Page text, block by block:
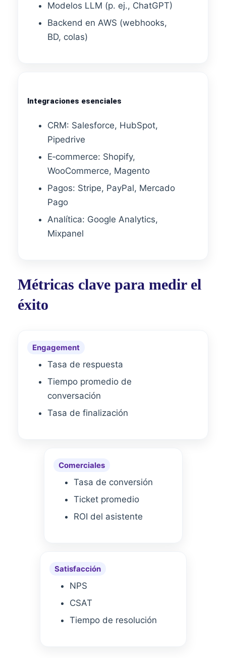
Modelos LLM (p. ej., ChatGPT)
Backend en AWS (webhooks,
BD, colas)
Integraciones esenciales
CRM: Salesforce, HubSpot,
Pipedrive
E‑commerce: Shopify,
WooCommerce, Magento
Pagos: Stripe, PayPal, Mercado
Pago
Analítica: Google Analytics,
Mixpanel
Métricas clave para medir el
éxito
Engagement
Tasa de respuesta
Tiempo promedio de
conversación
Tasa de finalización
Comerciales
Tasa de conversión
Ticket promedio
ROI del asistente
Satisfacción
NPS
CSAT
Tiempo de resolución